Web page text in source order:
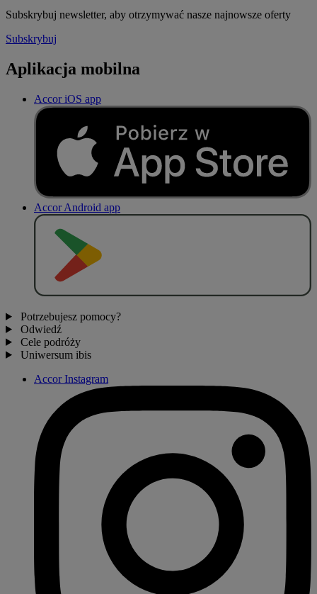
Subskrybuj newsletter, aby otrzymywać nasze najnowsze oferty
Subskrybuj
Aplikacja mobilna
Accor iOS app
Accor Android app
Potrzebujesz pomocy?
Odwiedź
Cele podróży
Uniwersum ibis
Accor Instagram